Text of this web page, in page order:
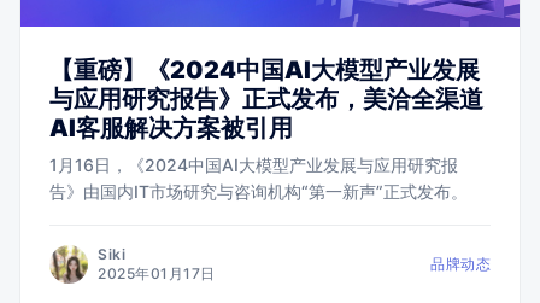
【重磅】《2024中国AI大模型产业发展
与应用研究报告》正式发布，美洽全渠道
AI客服解决方案被引用
1月16日，《2024中国AI大模型产业发展与应用研究报
告》由国内IT市场研究与咨询机构“第一新声”正式发布。
Siki
2025年01月17日
品牌动态